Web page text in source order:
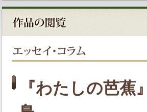
『わたしの芭